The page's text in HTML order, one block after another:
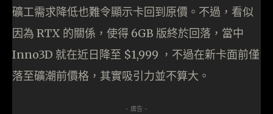
礦工需求降低也難令顯示卡回到原價。不過，看似
因為 RTX 的關係，使得 6GB 版終於回落，當中
Inno3D 就在近日降至 $1,999 ，不過在新卡面前僅
落至礦潮前價格，其實吸引力並不算大。
- 廣告 -